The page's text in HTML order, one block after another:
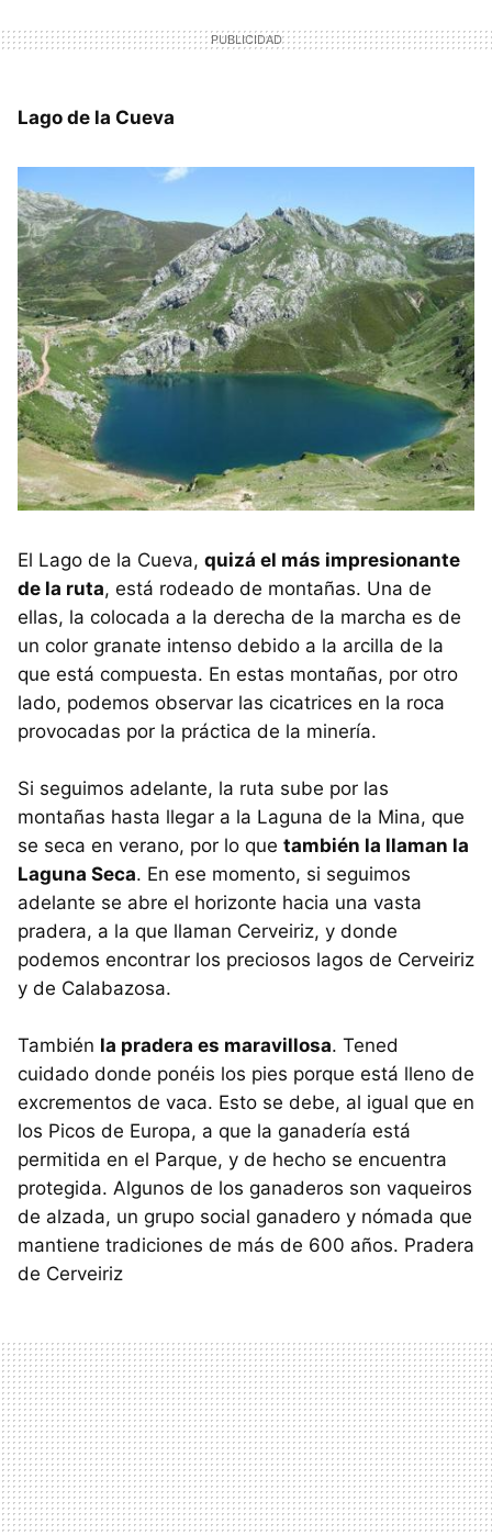
Lago de la Cueva
El Lago de la Cueva, quizá el más impresionante
de la ruta, está rodeado de montañas. Una de
ellas, la colocada a la derecha de la marcha es de
un color granate intenso debido a la arcilla de la
que está compuesta. En estas montañas, por otro
lado, podemos observar las cicatrices en la roca
provocadas por la práctica de la minería.
Si seguimos adelante, la ruta sube por las
montañas hasta llegar a la Laguna de la Mina, que
se seca en verano, por lo que también la llaman la
Laguna Seca. En ese momento, si seguimos
adelante se abre el horizonte hacia una vasta
pradera, a la que llaman Cerveiriz, y donde
podemos encontrar los preciosos lagos de Cerveiriz
y de Calabazosa.
También la pradera es maravillosa. Tened
cuidado donde ponéis los pies porque está lleno de
excrementos de vaca. Esto se debe, al igual que en
los Picos de Europa, a que la ganadería está
permitida en el Parque, y de hecho se encuentra
protegida. Algunos de los ganaderos son vaqueiros
de alzada, un grupo social ganadero y nómada que
mantiene tradiciones de más de 600 años. Pradera
de Cerveiriz